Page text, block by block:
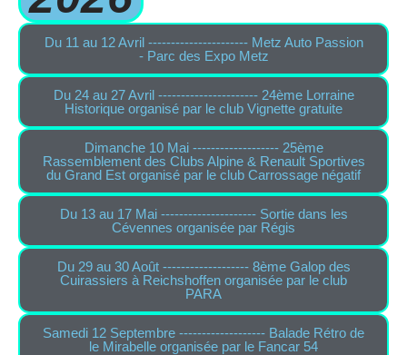
Du 11 au 12 Avril ---------------------- Metz Auto Passion
- Parc des Expo Metz
Du 24 au 27 Avril ---------------------- 24ème Lorraine
Historique organisé par le club Vignette gratuite
Dimanche 10 Mai ------------------- 25ème
Rassemblement des Clubs Alpine & Renault Sportives
du Grand Est organisé par le club Carrossage négatif
Du 13 au 17 Mai --------------------- Sortie dans les
Cévennes organisée par Régis
Du 29 au 30 Août ------------------- 8ème Galop des
Cuirassiers à Reichshoffen organisée par le club
PARA
Samedi 12 Septembre ------------------- Balade Rétro de
le Mirabelle organisée par le Fancar 54